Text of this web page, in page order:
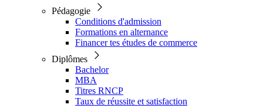
Pédagogie
Conditions d'admission
Formations en alternance
Financer tes études de commerce
Diplômes
Bachelor
MBA
Titres RNCP
Taux de réussite et satisfaction